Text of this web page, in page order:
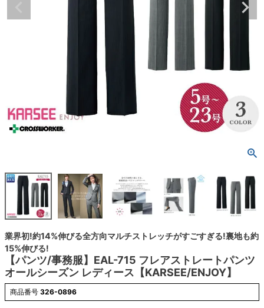
業界初!約14%伸びる全方向マルチストレッチがすごすぎる!裏地も約
15%伸びる!
【パンツ/事務服】EAL-715 フレアストレートパンツ
オールシーズン レディース【KARSEE/ENJOY】
商品番号 326-0896